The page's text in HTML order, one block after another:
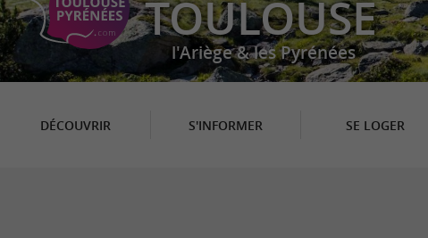
TOULOUSE
l'Ariège & les Pyrénées
DÉCOUVRIR S'INFORMER SE LOGER